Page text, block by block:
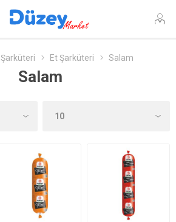
Şarküteri Et Şarküteri Salam
Salam